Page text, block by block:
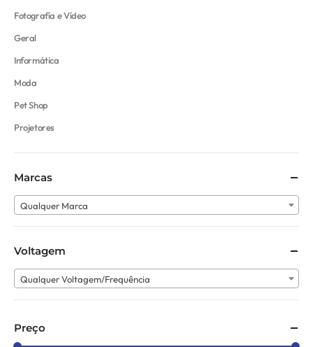
Fotografía e Vídeo
Geral
Informática
Moda
Pet Shop
Projetores
Marcas
Qualquer Marca
Voltagem
Qualquer Voltagem/Frequência
Preço